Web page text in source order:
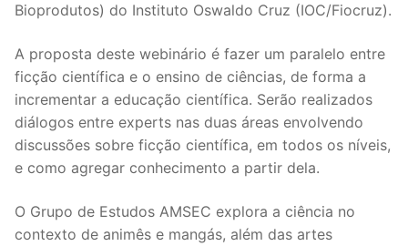
Bioprodutos) do Instituto Oswaldo Cruz (IOC/Fiocruz).
A proposta deste webinário é fazer um paralelo entre
ficção científica e o ensino de ciências, de forma a
incrementar a educação científica. Serão realizados
diálogos entre experts nas duas áreas envolvendo
discussões sobre ficção científica, em todos os níveis,
e como agregar conhecimento a partir dela.
O Grupo de Estudos AMSEC explora a ciência no
contexto de animês e mangás, além das artes